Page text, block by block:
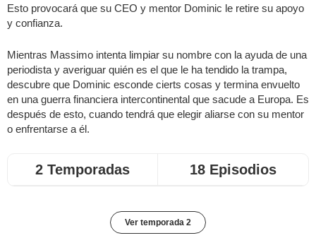
Esto provocará que su CEO y mentor Dominic le retire su apoyo
y confianza.
Mientras Massimo intenta limpiar su nombre con la ayuda de una
periodista y averiguar quién es el que le ha tendido la trampa,
descubre que Dominic esconde cierts cosas y termina envuelto
en una guerra financiera intercontinental que sacude a Europa. Es
después de esto, cuando tendrá que elegir aliarse con su mentor
o enfrentarse a él.
2 Temporadas 18 Episodios
Ver temporada 2